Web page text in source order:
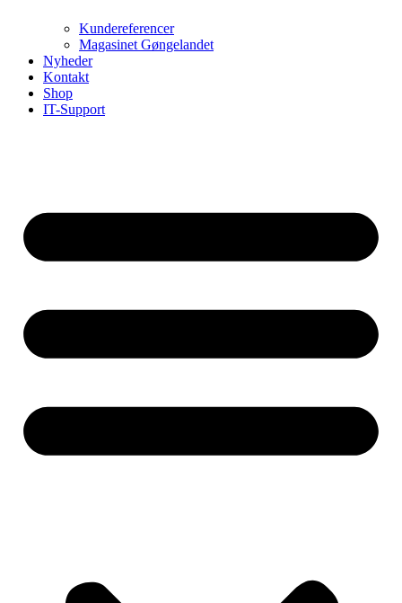
Kundereferencer
Magasinet Gøngelandet
Nyheder
Kontakt
Shop
IT-Support